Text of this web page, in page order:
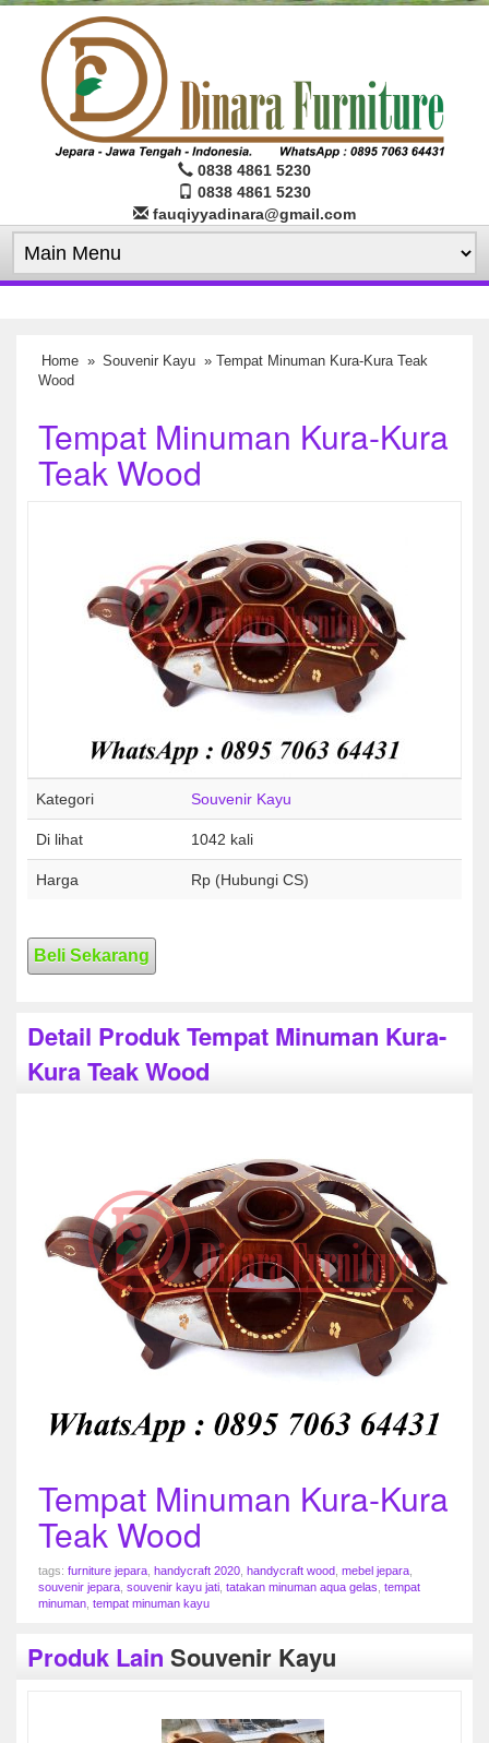
0838 4861 5230
0838 4861 5230
fauqiyyadinara@gmail.com
Home » Souvenir Kayu » Tempat Minuman Kura-Kura Teak
Wood
Tempat Minuman Kura-Kura
Teak Wood
Kategori Souvenir Kayu
Di lihat 1042 kali
Harga Rp (Hubungi CS)
Beli Sekarang
Detail Produk Tempat Minuman Kura-
Kura Teak Wood
Tempat Minuman Kura-Kura
Teak Wood
tags: furniture jepara handycraft 2020 handycraft wood mebel jepara
souvenir jepara souvenir kayu jati tatakan minuman aqua gelas tempat
minuman tempat minuman kayu
Produk Lain Souvenir Kayu